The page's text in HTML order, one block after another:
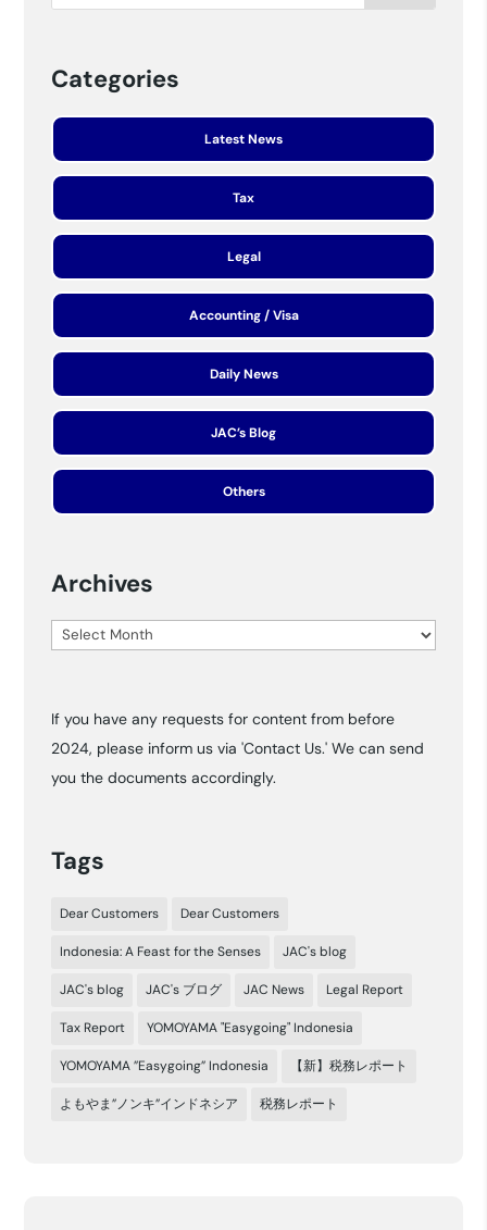
Categories
Latest News
Tax
Legal
Accounting / Visa
Daily News
JAC’s Blog
Others
Archives
Archives
If you have any requests for content from before
2024, please inform us via 'Contact Us.' We can send
you the documents accordingly.
Tags
Dear Customers Dear Customers
Indonesia: A Feast for the Senses JAC's blog
JAC's blog JAC's ブログ JAC News Legal Report
Tax Report YOMOYAMA "Easygoing" Indonesia
YOMOYAMA ”Easygoing” Indonesia 【新】税務レポート
よもやま”ノンキ”インドネシア 税務レポート